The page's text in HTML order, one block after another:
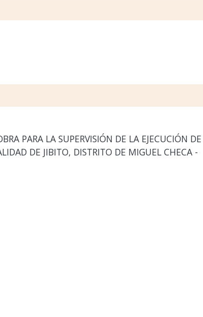
PARA LA SUPERVISIÓN DE LA EJECUCIÓN DE
DE JIBITO, DISTRITO DE MIGUEL CHECA -